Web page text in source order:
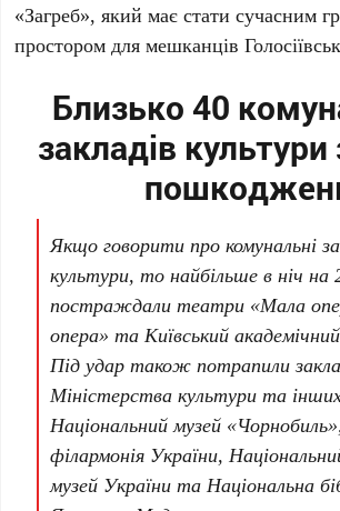
«Загреб», який має стати сучасним
простором для мешканців
Близько 40
закладів культури
Якщо говорити про комунальні
культури, то найбільше в ніч на
постраждали театри «Мала
опера» таКиївський
Під удар також потрапили
Міністерства культури та
Національний музей «Чорнобиль»
філармонія України,
музей України таНаціональна